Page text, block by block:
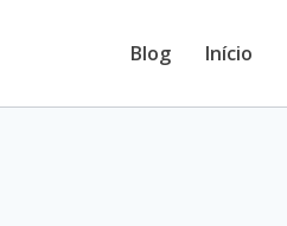
Blog Início